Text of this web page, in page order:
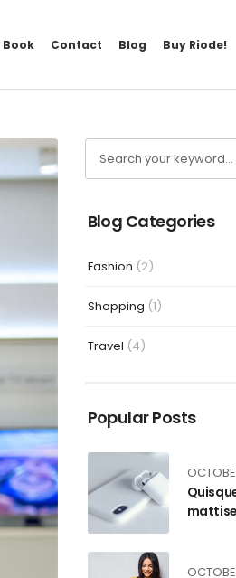
Book Contact Blog Buy Riode!
Blog Categories
Fashion (2)
Shopping (1)
Travel (4)
Popular Posts